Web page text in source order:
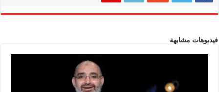
فيديوهات مشابهة